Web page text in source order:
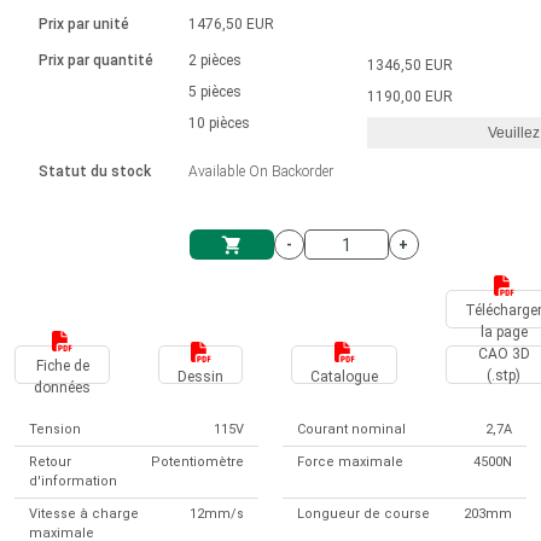
Système d'unité
Solénoïdes
Ø 28-42| 1-1400 rpm | <= 290Ncm
Contrôleur de moteur CC sans
Pilotes de moteurs à courant
continu à balais série DPWM
Pilotes de moteur pas à pas
Synchrone-Asynchrone | pour 1-4 actionneurs
Boîtes de contrôle
Synchrone-Asynchrone | pour 1-4 actionneurs
Français (EUR)
Norsk (NOK)
Suomi (EUR)
Svenska (SEK)
Prix par unité
Prix par quantité
Statut du stock
1476,50 EUR
2 pièces
5 pièces
10 pièces
Available On Backorder
1346,50 EUR
1190,00 EUR
- +
Télécharger
la page
Fiche de
données
Dessin Catalogue
CAO 3D
(.stp)
Tension 115V Courant nominal 2,7A
Retour
d'information
Potentiomètre Force maximale 4500N
Vitesse à charge
maximale
12mm/s Longueur de course 203mm